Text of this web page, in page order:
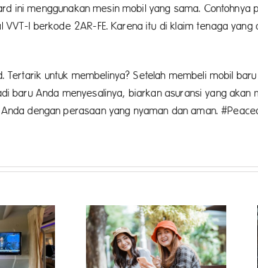
ini menggunakan mesin mobil yang sama. Contohnya
I berkode 2AR-FE. Karena itu di klaim tenaga
untuk membelinya? Setelah membeli mobil
baru Anda menyesalinya, biarkan asuransi yang akan
dengan perasaan yang nyaman dan aman.